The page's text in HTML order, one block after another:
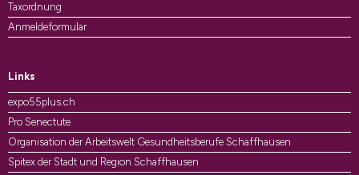
Taxordnung
Anmeldeformular
Links
expo55plus.ch
Pro Senectute
Organisation der Arbeitswelt Gesundheitsberufe Schaffhausen
Spitex der Stadt und Region Schaffhausen